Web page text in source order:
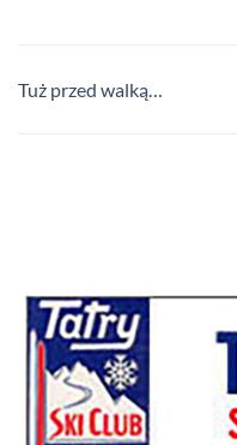
Tuż przed walką…